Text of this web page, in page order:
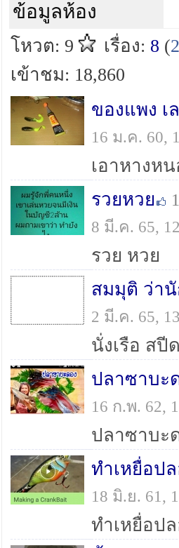
ข้อมูลห้อง
โหวต: 9 เรื่อง: 8 (
เข้าชม: 18,860
ของแพง เ
16 ม.ค. 60,
รวยหวย
1
8 มี.ค. 65,
รวย หวย
สมมุติ ว่า
2 มี.ค. 65,
ปลาซาบะ
16 ก.พ. 62,
ทำเหยื่อป
18 มิ.ย. 61,
ทำเหยื่อป